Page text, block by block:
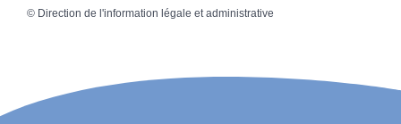
© Direction de l'information légale et administrative